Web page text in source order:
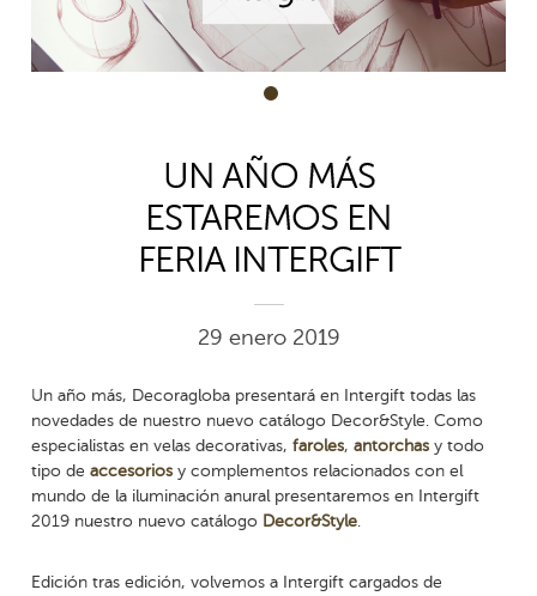
1
UN AÑO MÁS
ESTAREMOS EN
FERIA INTERGIFT
29 enero 2019
Un año más, Decoragloba presentará en Intergift todas las
novedades de nuestro nuevo catálogo Decor&Style. Como
especialistas en velas decorativas,faroles,antorchasy todo
tipo deaccesorios y complementos relacionados con el
mundo de la iluminación anural presentaremos en Intergift
2019 nuestro nuevo catálogo Decor&Style
Edición tras edición, volvemos a Intergift cargados de